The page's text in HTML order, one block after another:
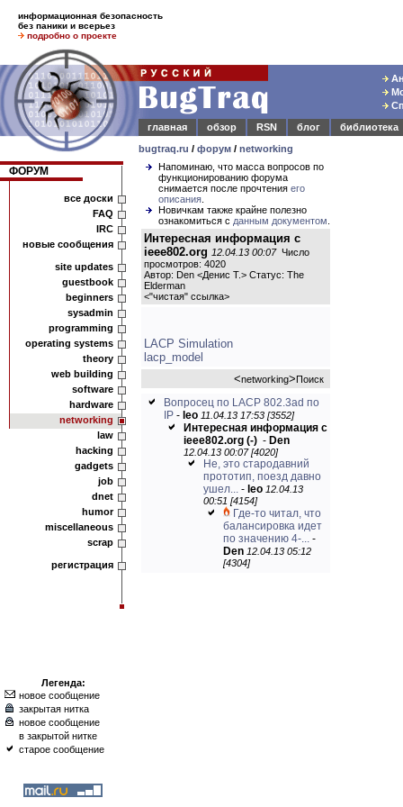
информационная безопасность
без паники и всерьез
подробно о проекте
главная
обзор RSN блог
библиотека
bugtraq.ru / форум / networking
ФОРУМ
все доски
FAQ
IRC
новые сообщения
site updates
guestbook
beginners
sysadmin
programming
operating systems
theory
web building
software
hardware
networking
law
hacking
gadgets
job
dnet
humor
miscellaneous
scrap
регистрация
Легенда:
новое сообщение
закрытая нитка
новое сообщение
в закрытой нитке
старое сообщение
Напоминаю, что масса вопросов по
функционированию форума
снимается после прочтения его
описания
Новичкам также крайне полезно
ознакомиться с данным документом
Интересная информация с
ieee802.org 12.04.13 00:07Число
просмотров: 4020
Автор: Den <Денис Т.> Статус: The
Elderman
<"чистая" ссылка>
LACP Simulation
lacp_model
<networking>Поиск
Вопросец по LACP 802.3ad по
IP - leo 11.04.13 17:53 [3552]
Интересная информация с
ieee802.org (-) - Den
12.04.13 00:07 [4020]
Не, это стародавний
прототип, поезд давно
ушел... - leo 12.04.13
00:51 [4154]
Где-то читал, что
балансировка идет
по значению 4-... -
Den 12.04.13 05:12
[4304]